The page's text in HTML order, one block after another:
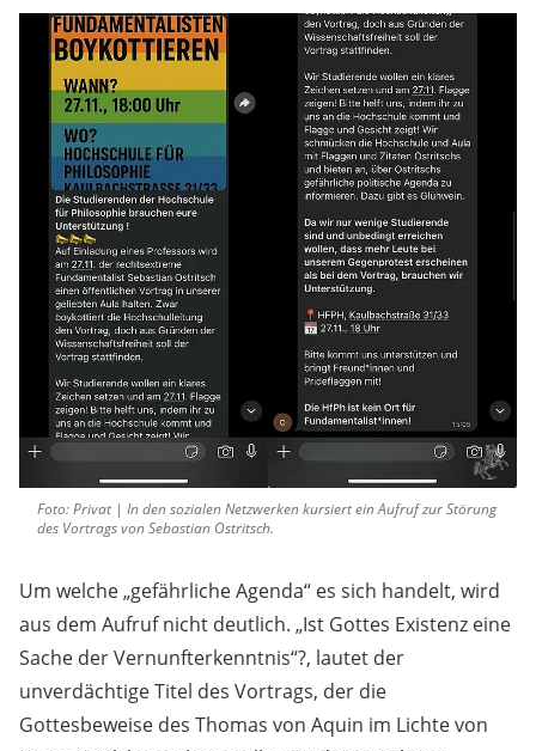
Foto: Privat | In den sozialen Netzwerken kursiert ein Aufruf zur Störung
des Vortrags von Sebastian Ostritsch.
Um welche „gefährliche Agenda“ es sich handelt, wird
aus dem Aufruf nicht deutlich. „Ist Gottes Existenz eine
Sache der Vernunfterkenntnis“?, lautet der
unverdächtige Titel des Vortrags, der die
Gottesbeweise des Thomas von Aquin im Lichte von